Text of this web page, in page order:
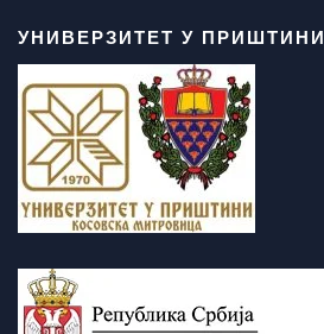
УНИВЕРЗИТЕТ У ПРИШТИНИ